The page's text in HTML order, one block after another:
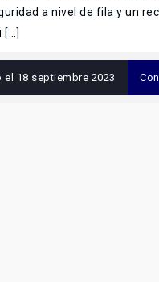
a nivel de fila y un
[…]
el 18 septiembre 2023